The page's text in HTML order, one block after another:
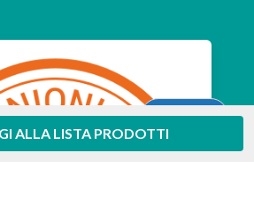
ALLA LISTA PRODOTTI
Aiuto